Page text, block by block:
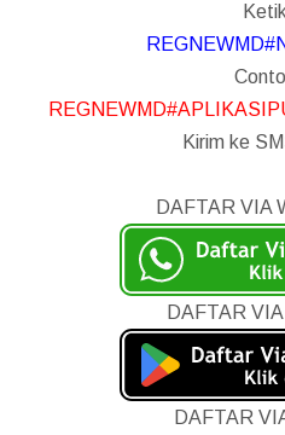
Kirim ke
DAFTAR VIA
DAFTAR
DAFTAR